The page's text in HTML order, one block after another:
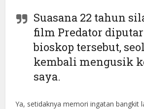
Suasana 22 tahun
film Predator
bioskop tersebut,
kembali mengusik
saya.
Ya, setidaknya memori ingatan bangkit